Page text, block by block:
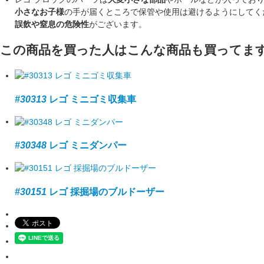
小さなお子様の手が届くところで保管や使用は避けるようにしてく
誤飲や窒息の危険性がございます。
この商品を買った人はこんな商品も買ってま
#30313 レゴ ミニゴミ収集車
#30348 レゴ ミニダンパー
#30151 レゴ 採掘場のブルドーザー